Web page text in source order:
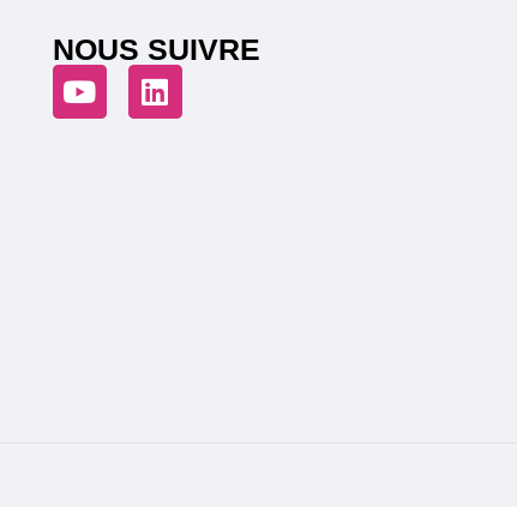
NOUS SUIVRE